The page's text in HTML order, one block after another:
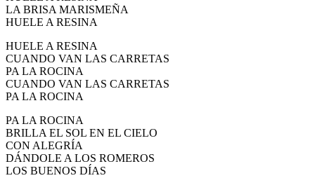
LA BRISA MARISMEÑA
HUELE A RESINA
HUELE A RESINA
CUANDO VAN LAS CARRETAS
PA LA ROCINA
CUANDO VAN LAS CARRETAS
PA LA ROCINA
PA LA ROCINA
BRILLA EL SOL EN EL CIELO
CON ALEGRÍA
DÁNDOLE A LOS ROMEROS
LOS BUENOS DÍAS